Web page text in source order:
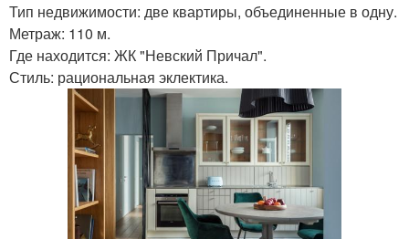
Тип недвижимости: две квартиры, объединенные в одну.
Метраж: 110 м.
Где находится: ЖК "Невский Причал".
Стиль: рациональная эклектика.